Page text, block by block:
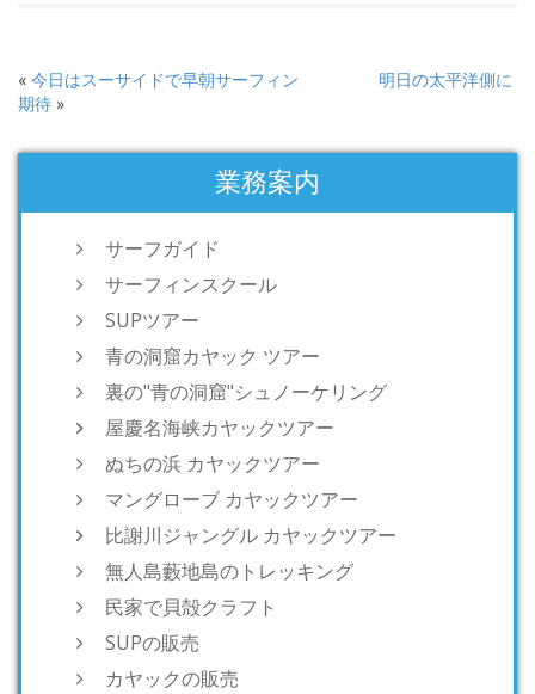
« 今日はスーサイドで早朝サーフィン
明日の太平洋側に
期待 »
業務案内
サーフガイド
サーフィンスクール
SUPツアー
青の洞窟カヤック ツアー
裏の"青の洞窟"シュノーケリング
屋慶名海峡カヤックツアー
ぬちの浜 カヤックツアー
マングローブ カヤックツアー
比謝川ジャングル カヤックツアー
無人島藪地島のトレッキング
民家で貝殻クラフト
SUPの販売
カヤックの販売